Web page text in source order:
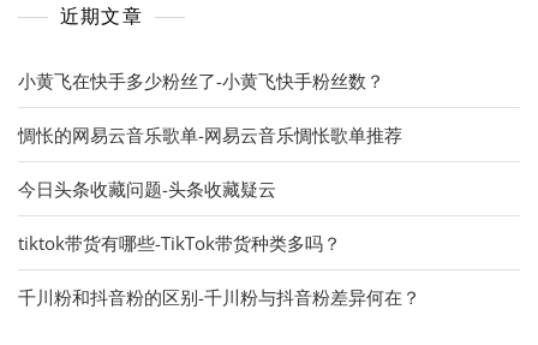
近期文章
小黄飞在快手多少粉丝了-小黄飞快手粉丝数？
惆怅的网易云音乐歌单-网易云音乐惆怅歌单推荐
今日头条收藏问题-头条收藏疑云
tiktok带货有哪些-TikTok带货种类多吗？
千川粉和抖音粉的区别-千川粉与抖音粉差异何在？